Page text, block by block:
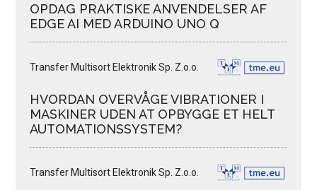
OPDAG PRAKTISKE ANVENDELSER AF
EDGE AI MED ARDUINO UNO Q
Transfer Multisort Elektronik Sp. Z.o.o.
HVORDAN OVERVÅGE VIBRATIONER I
MASKINER UDEN AT OPBYGGE ET HELT
AUTOMATIONSSYSTEM?
Transfer Multisort Elektronik Sp. Z.o.o.